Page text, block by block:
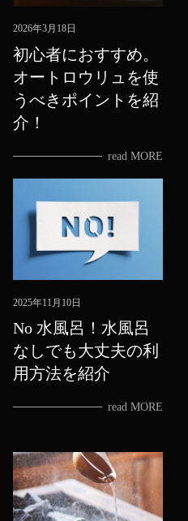
2026年3月18日
初心者におすすめ。
オートロウリュを使
うべきポイントを紹
介！
read MORE
2025年11月10日
No 水風呂！水風呂
なしでも大丈夫の利
用方法を紹介
read MORE